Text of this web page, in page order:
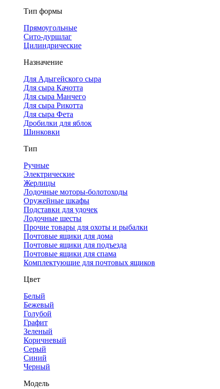
Тип формы
Прямоугольные
Сито-дуршлаг
Цилиндрические
Назначение
Для Адыгейского сыра
Для сыра Качотта
Для сыра Манчего
Для сыра Рикотта
Для сыра Фета
Дробилки для яблок
Шинковки
Тип
Ручные
Электрические
Жерлицы
Лодочные моторы-болотоходы
Оружейные шкафы
Подставки для удочек
Лодочные шесты
Прочие товары для охоты и рыбалки
Почтовые ящики для дома
Почтовые ящики для подъезда
Почтовые ящики для спама
Комплектующие для почтовых ящиков
Цвет
Белый
Бежевый
Голубой
Графит
Зеленый
Коричневый
Серый
Синий
Черный
Модель